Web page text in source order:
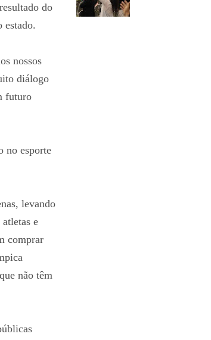
do
estado.
nossos
diálogo
futuro
no esporte
levando
e
comprar
não têm